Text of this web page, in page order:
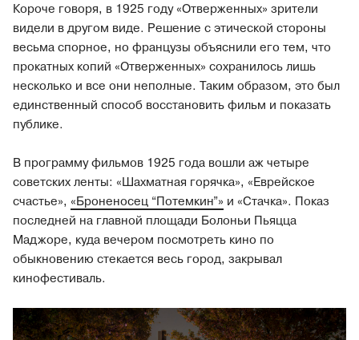
Короче говоря, в 1925 году «Отверженных» зрители
видели в другом виде. Решение с этической стороны
весьма спорное, но французы объяснили его тем, что
прокатных копий «Отверженных» сохранилось лишь
несколько и все они неполные. Таким образом, это был
единственный способ восстановить фильм и показать
публике.
В программу фильмов 1925 года вошли аж четыре
советских ленты: «Шахматная горячка», «Еврейское
счастье», «Броненосец “Потемкин”» и «Стачка». Показ
последней на главной площади Болоньи Пьяцца
Маджоре, куда вечером посмотреть кино по
обыкновению стекается весь город, закрывал
кинофестиваль.